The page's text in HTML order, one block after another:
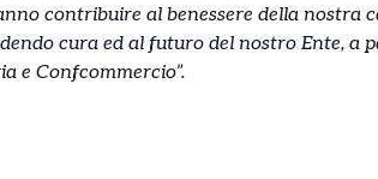
contribuire al benessere della nostra
cura ed al futuro del nostro Ente, a
e Confcommercio”.